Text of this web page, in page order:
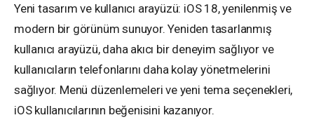
Yeni tasarım ve kullanıcı arayüzü: iOS 18, yenilenmiş ve
modern bir görünüm sunuyor. Yeniden tasarlanmış
kullanıcı arayüzü, daha akıcı bir deneyim sağlıyor ve
kullanıcıların telefonlarını daha kolay yönetmelerini
sağlıyor. Menü düzenlemeleri ve yeni tema seçenekleri,
iOS kullanıcılarının beğenisini kazanıyor.